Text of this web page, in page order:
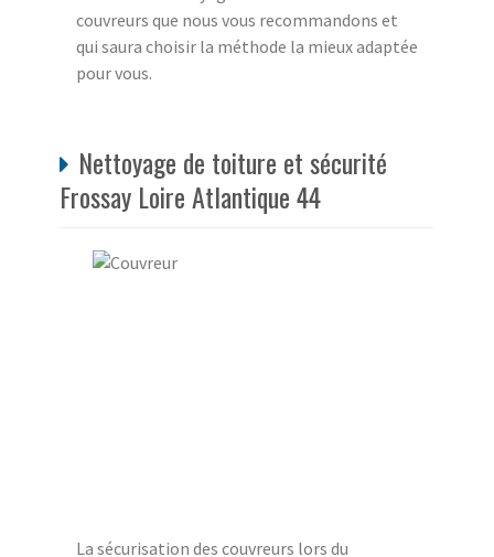
couvreurs que nous vous recommandons et
qui saura choisir la méthode la mieux adaptée
pour vous.
Nettoyage de toiture et sécurité
Frossay Loire Atlantique 44
La sécurisation des couvreurs lors du